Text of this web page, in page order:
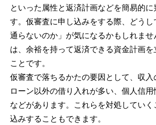
といった属性と返済計画などを簡易的
す。仮審査に申し込みをする際、どう
通らないのか」が気になるかもしれませ
は、余裕を持って返済できる資金計画を
ことです。
仮審査で落ちるかたの要因として、収入
ローン以外の借り入れが多い、個人信用
などがあります。これらを対処していく
込みすることもできます。